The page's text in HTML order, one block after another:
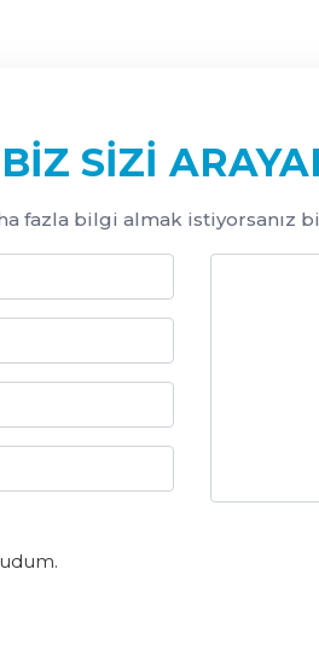
BIZ SIZI
fazla bilgi almak istiyorsanız